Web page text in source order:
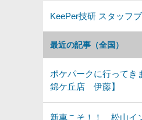
最近の記事（全国）
ポケパークに行ってき
錦ケ丘店 伊藤】
新車こそ！！ 松山イ
KeePer技研 スタッフ